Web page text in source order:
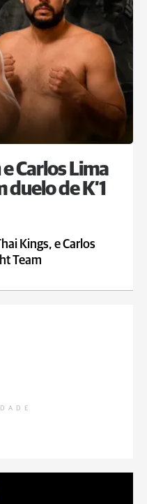
Carlos Lima
de K’1
Kings, e Carlos
Team